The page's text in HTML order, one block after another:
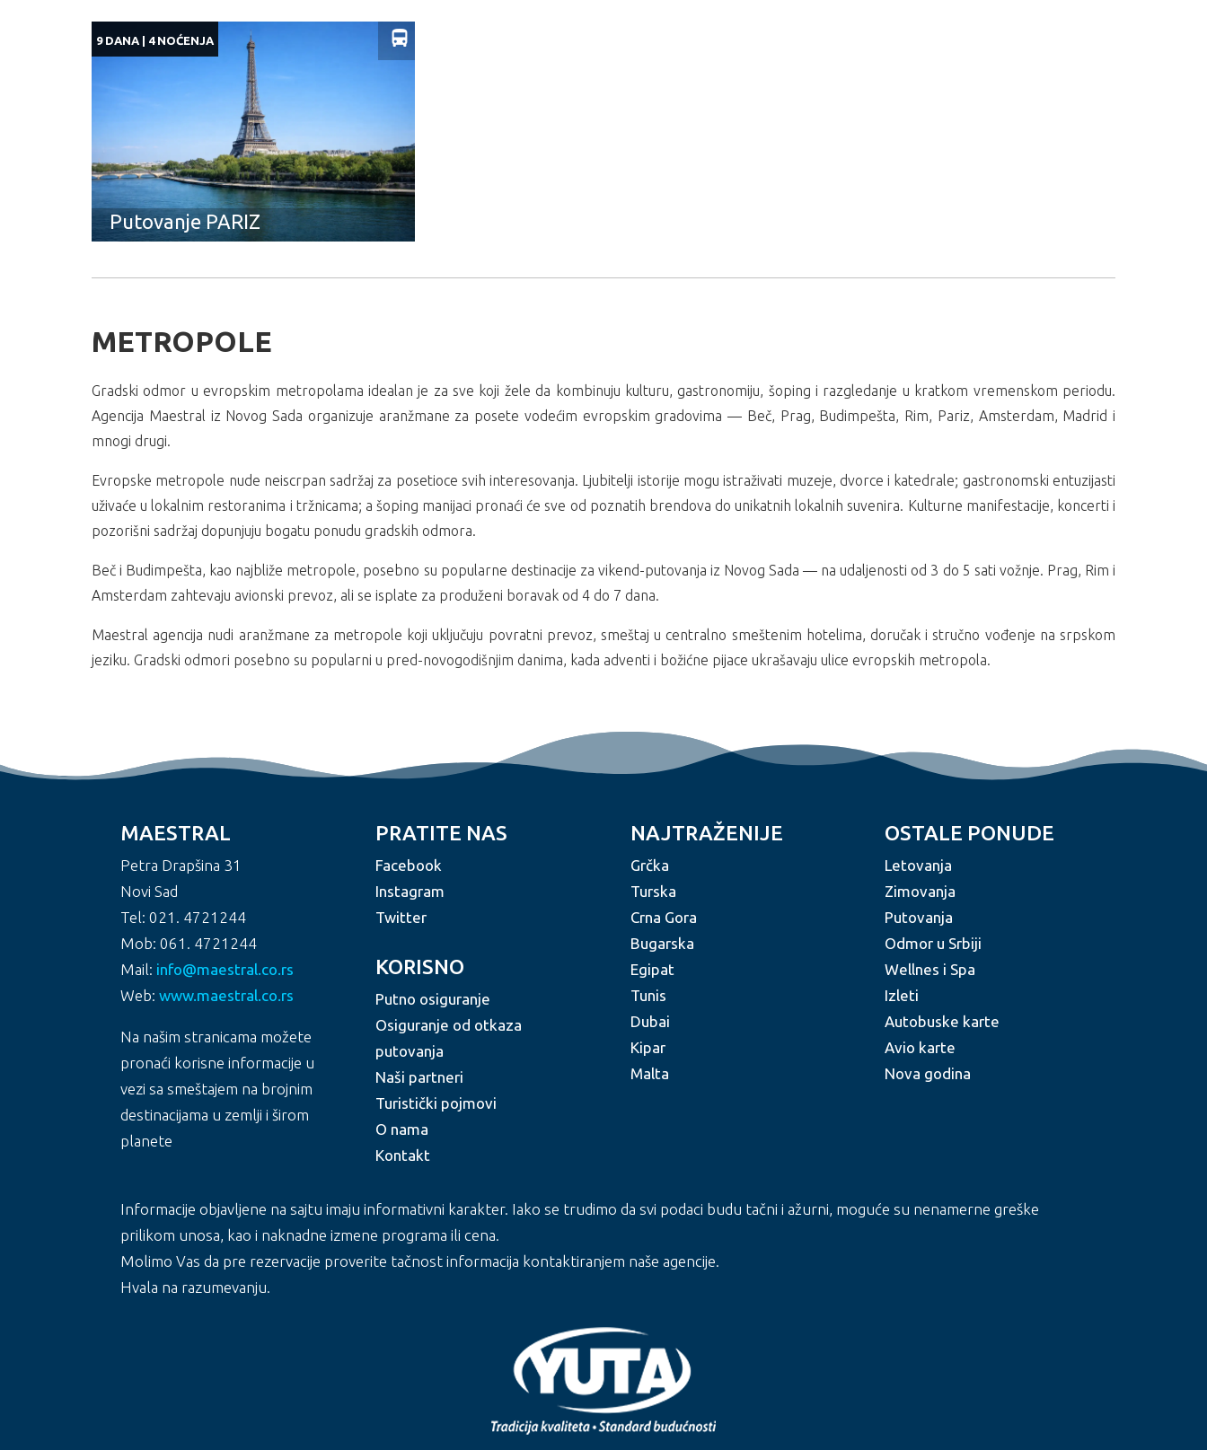
Putovanje PARIZ
9 DANA | 4 NOĆENJA
METROPOLE
Gradski odmor u evropskim metropolama idealan je za sve koji žele da kombinuju kulturu, gastronomiju, šoping i razgledanje u kratkom vremenskom periodu.
Agencija Maestral iz Novog Sada organizuje aranžmane za posete vodećim evropskim gradovima — Beč, Prag, Budimpešta, Rim, Pariz, Amsterdam, Madrid i
mnogi drugi.
Evropske metropole nude neiscrpan sadržaj za posetioce svih interesovanja. Ljubitelji istorije mogu istraživati muzeje, dvorce i katedrale; gastronomski entuzijasti
uživaće u lokalnim restoranima i tržnicama; a šoping manijaci pronaći će sve od poznatih brendova do unikatnih lokalnih suvenira. Kulturne manifestacije, koncerti i
pozorišni sadržaj dopunjuju bogatu ponudu gradskih odmora.
Beč i Budimpešta, kao najbliže metropole, posebno su popularne destinacije za vikend-putovanja iz Novog Sada — na udaljenosti od 3 do 5 sati vožnje. Prag, Rim i
Amsterdam zahtevaju avionski prevoz, ali se isplate za produženi boravak od 4 do 7 dana.
Maestral agencija nudi aranžmane za metropole koji uključuju povratni prevoz, smeštaj u centralno smeštenim hotelima, doručak i stručno vođenje na srpskom
jeziku. Gradski odmori posebno su popularni u pred-novogodišnjim danima, kada adventi i božićne pijace ukrašavaju ulice evropskih metropola.
MAESTRAL
Petra Drapšina 31
Novi Sad
Tel: 021. 4721244
Mob: 061. 4721244
Mail: info@maestral.co.rs
Web:www.maestral.co.rs
Na našim stranicama možete
pronaći korisne informacije u
vezi sa smeštajem na brojnim
destinacijama u zemlji i širom
planete
PRATITE NAS
Facebook
Instagram
Twitter
KORISNO
Putno osiguranje
Osiguranje od otkaza
putovanja
Naši partneri
Turistički pojmovi
O nama
Kontakt
NAJTRAŽENIJE
Grčka
Turska
Crna Gora
Bugarska
Egipat
Tunis
Dubai
Kipar
Malta
OSTALE PONUDE
Letovanja
Zimovanja
Putovanja
Odmor u Srbiji
Wellnes i Spa
Izleti
Autobuske karte
Avio karte
Nova godina
Informacije objavljene na sajtu imaju informativni karakter. Iako se trudimo da svi podaci budu tačni i ažurni, moguće su nenamerne greške
prilikom unosa, kao i naknadne izmene programa ili cena.
Molimo Vas da pre rezervacije proverite tačnost informacija kontaktiranjem naše agencije.
Hvala na razumevanju.